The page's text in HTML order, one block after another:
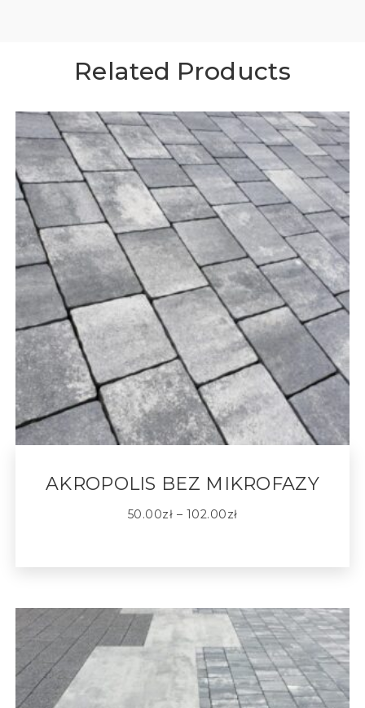
Related Products
AKROPOLIS BEZ MIKROFAZY
50.00zł – 102.00zł